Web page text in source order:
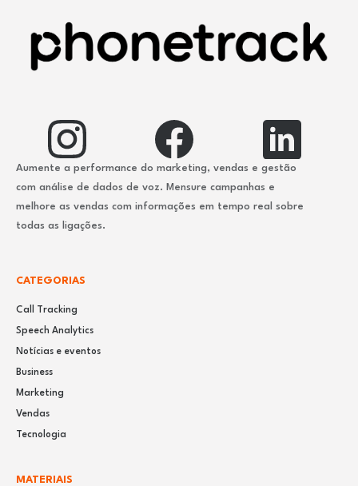
Aumente a performance do marketing, vendas e gestão
com análise de dados de voz. Mensure campanhas e
melhore as vendas com informações em tempo real sobre
todas as ligações.
CATEGORIAS
Call Tracking
Speech Analytics
Notícias e eventos
Business
Marketing
Vendas
Tecnologia
MATERIAIS